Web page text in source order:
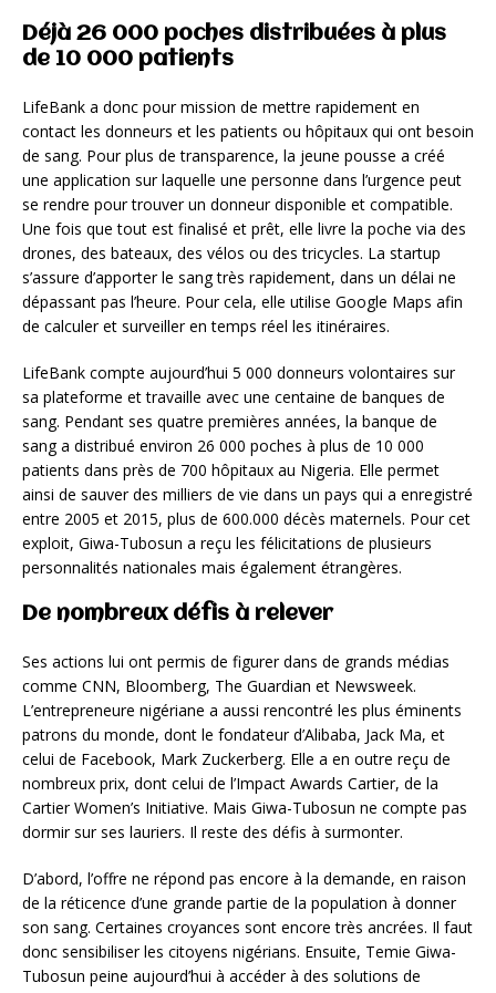
Déjà 26 000 poches distribuées à plus
de 10 000 patients
LifeBank a donc pour mission de mettre rapidement en
contact les donneurs et les patients ou hôpitaux qui ont besoin
de sang. Pour plus de transparence, la jeune pousse a créé
une application sur laquelle une personne dans l’urgence peut
se rendre pour trouver un donneur disponible et compatible.
Une fois que tout est finalisé et prêt, elle livre la poche via des
drones, des bateaux, des vélos ou des tricycles. La startup
s’assure d’apporter le sang très rapidement, dans un délai ne
dépassant pas l’heure. Pour cela, elle utilise Google Maps afin
de calculer et surveiller en temps réel les itinéraires.
LifeBank compte aujourd’hui 5 000 donneurs volontaires sur
sa plateforme et travaille avec une centaine de banques de
sang. Pendant ses quatre premières années, la banque de
sang a distribué environ 26 000 poches à plus de 10 000
patients dans près de 700 hôpitaux au Nigeria. Elle permet
ainsi de sauver des milliers de vie dans un pays qui a enregistré
entre 2005 et 2015, plus de 600.000 décès maternels. Pour cet
exploit, Giwa-Tubosun a reçu les félicitations de plusieurs
personnalités nationales mais également étrangères.
De nombreux défis à relever
Ses actions lui ont permis de figurer dans de grands médias
comme CNN, Bloomberg, The Guardian et Newsweek.
L’entrepreneure nigériane a aussi rencontré les plus éminents
patrons du monde, dont le fondateur d’Alibaba, Jack Ma, et
celui de Facebook, Mark Zuckerberg. Elle a en outre reçu de
nombreux prix, dont celui de l’Impact Awards Cartier, de la
Cartier Women’s Initiative. Mais Giwa-Tubosun ne compte pas
dormir sur ses lauriers. Il reste des défis à surmonter.
D’abord, l’offre ne répond pas encore à la demande, en raison
de la réticence d’une grande partie de la population à donner
son sang. Certaines croyances sont encore très ancrées. Il faut
donc sensibiliser les citoyens nigérians. Ensuite, Temie Giwa-
Tubosun peine aujourd’hui à accéder à des solutions de